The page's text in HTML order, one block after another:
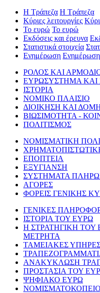
Η Τράπεζα Η Τράπεζα
Κύριες λειτουργίες
Το ευρώ Το ευρώ
Εκδόσεις και έρευνα
Στατιστικά στοιχεία
Ενημέρωση Ενημέρωση
ΡΟΛΟΣ ΚΑΙ
ΕΥΡΩΣΥΣΤΗΜΑ
ΙΣΤΟΡΙΑ
ΝΟΜΙΚΟ ΠΛΑΙΣΙΟ
ΔΙΟΙΚΗΣΗ ΚΑΙ
ΒΙΩΣΙΜΟΤΗΤΑ -
ΠΟΛΙΤΙΣΜΟΣ
ΝΟΜΙΣΜΑΤΙΚΗ
ΕΠΟΠΤΕΙΑ
ΕΞΥΓΙΑΝΣΗ
ΣΥΣΤΗΜΑΤΑ
ΑΓΟΡΕΣ
ΦΟΡΕΙΣ ΓΕΝΙΚΗΣ
ΓΕΝΙΚΕΣ
ΙΣΤΟΡΙΑ ΤΟΥ ΕΥΡΩ
Η ΣΤΡΑΤΗΓΙΚΗ ΤΟΥ
ΜΕΤΡΗΤΑ
ΤΑΜΕΙΑΚΕΣ
ΑΝΑΚΥΚΛΩΣΗ
ΠΡΟΣΤΑΣΙΑ ΤΟΥ
ΨΗΦΙΑΚΟ ΕΥΡΩ
ΝΟΜΙΣΜΑΤΟΚΟΠΕΙΟ